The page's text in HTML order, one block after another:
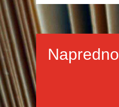
Napredno